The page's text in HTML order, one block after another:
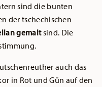
sind die bunten
der tschechischen
gemaltsind. Die
auch das
in Rot und Gün auf den